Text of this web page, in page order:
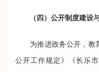
（四）公开制度建设
为推进政务公开，教
公开工作规定》《长乐